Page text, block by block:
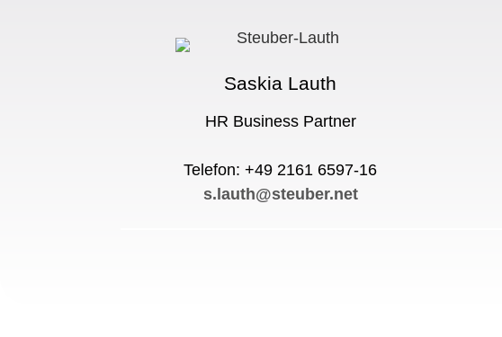
Saskia Lauth
HR Business Partner
Telefon: +49 2161 6597-16
s.lauth@steuber.net